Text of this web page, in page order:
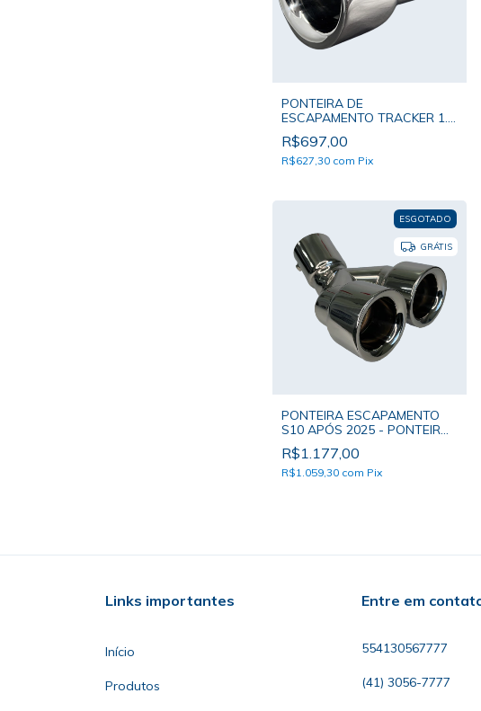
PONTEIRA DE
ESCAPAMENTO TRACKER 1.2
TURBO - PONTEIRA SOAMER
DE BOCAL ÚNICO
R$697,00
R$627,30 com Pix
ESGOTADO
GRÁTIS
PONTEIRA ESCAPAMENTO
S10 APÓS 2025 - PONTEIRA
SOAMER BOCAL ÚNICO
R$1.177,00
R$1.059,30 com Pix
Links importantes
Início
Produtos
Entre em
554130567777
(41) 3056-7777